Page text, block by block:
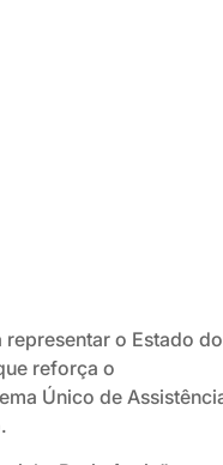
o Estado do
reforça o
Único de